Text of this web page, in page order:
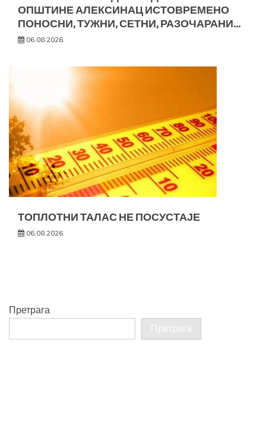
ОПШТИНЕ АЛЕКСИНАЦ ИСТОВРЕМЕНО
ПОНОСНИ, ТУЖНИ, СЕТНИ, РАЗОЧАРАНИ…
06.08.2026.
ТОПЛОТНИ ТАЛАС НЕ ПОСУСТАЈЕ
06.08.2026.
Претрага
Претрага